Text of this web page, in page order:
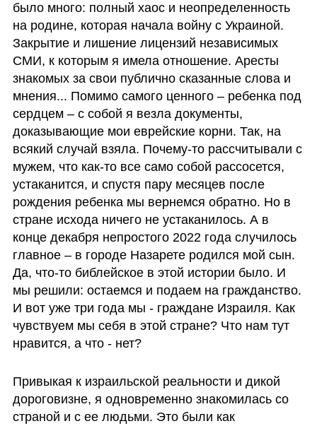
было много: полный хаос и неопределенность
на родине, которая начала войну с Украиной.
Закрытие и лишение лицензий независимых
СМИ, к которым я имела отношение. Аресты
знакомых за свои публично сказанные слова и
мнения... Помимо самого ценного – ребенка под
сердцем – с собой я везла документы,
доказывающие мои еврейские корни. Так, на
всякий случай взяла. Почему-то рассчитывали с
мужем, что как-то все само собой рассосется,
устаканится, и спустя пару месяцев после
рождения ребенка мы вернемся обратно. Но в
стране исхода ничего не устаканилось. А в
конце декабря непростого 2022 года случилось
главное – в городе Назарете родился мой сын.
Да, что-то библейское в этой истории было. И
мы решили: остаемся и подаем на гражданство.
И вот уже три года мы - граждане Израиля. Как
чувствуем мы себя в этой стране? Что нам тут
нравится, а что - нет?
Привыкая к израильской реальности и дикой
дороговизне, я одновременно знакомилась со
страной и с ее людьми. Это были как